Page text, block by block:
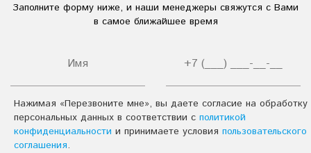
Другое
Заполните форму ниже, и наши менеджеры свяжутся с Вами
в самое ближайшее время
Нажимая «Перезвоните мне», вы даете согласие на обработку
персональных данных в соответствии с политикой
конфиденциальности и принимаете условия пользовательского
соглашения.